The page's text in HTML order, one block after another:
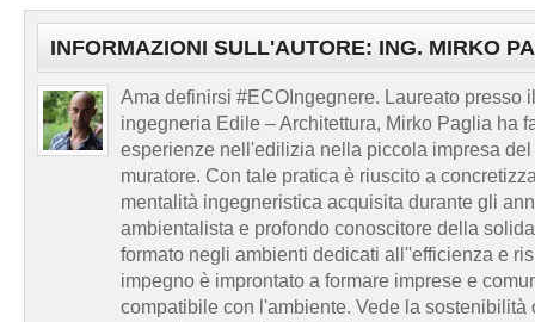
INFORMAZIONI SULL'AUTORE: ING. MIRKO
Ama definirsi #ECOIngegnere. Laureato presso
ingegneria Edile – Architettura, Mirko Paglia ha
esperienze nell'edilizia nella piccola impresa
muratore. Con tale pratica è riuscito a
mentalità ingegneristica acquisita durante gli
ambientalista e profondo conoscitore della
formato negli ambienti dedicati all''efficienza e
impegno è improntato a formare imprese e
compatibile con l'ambiente. Vede la sostenibilità